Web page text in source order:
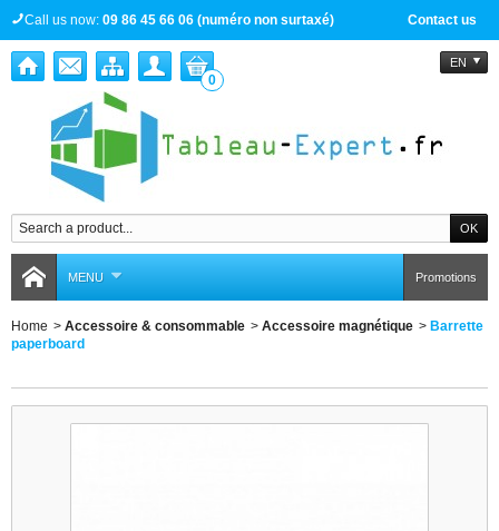
Contact us
Call us now: 09 86 45 66 06 (numéro non surtaxé)
EN
0
MENU Promotions
Home > Accessoire & consommable > Accessoire magnétique > Barrette
paperboard